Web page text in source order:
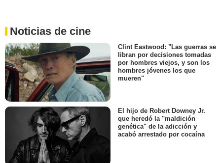
Noticias de cine
Clint Eastwood: "Las guerras se
libran por decisiones tomadas
por hombres viejos, y son los
hombres jóvenes los que
mueren"
El hijo de Robert Downey Jr.
que heredó la "maldición
genética" de la adicción y
acabó arrestado por cocaína